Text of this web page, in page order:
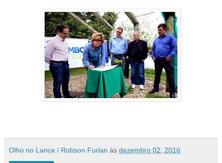
Olho no Lance / Robson Furlan às dezembro 02, 2016